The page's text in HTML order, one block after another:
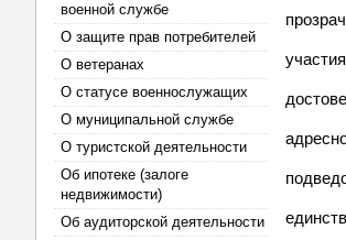
военной службе
О защите прав потребителей
О ветеранах
О статусе военнослужащих
О муниципальной службе
О туристской деятельности
Об ипотеке (залоге
недвижимости)
Об аудиторской деятельности